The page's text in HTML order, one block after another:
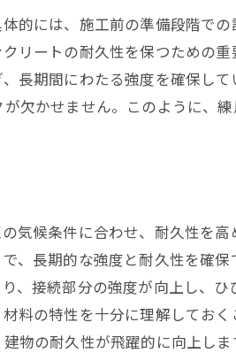
的には、施工前の準備段階での
ートの耐久性を保つための重
長期間にわたる強度を確保して
欠かせません。このように、
気候条件に合わせ、耐久性を
、長期的な強度と耐久性を確保
、接続部分の強度が向上し、ひ
料の特性を十分に理解しておく
物の耐久性が飛躍的に向上しま